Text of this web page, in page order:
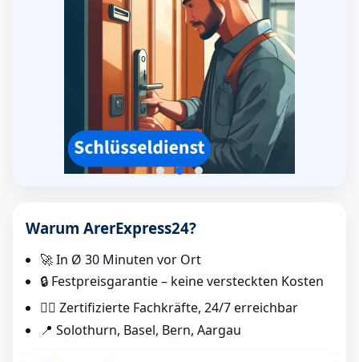
Warum ArerExpress24?
🚀 In Ø 30 Minuten vor Ort
🔒 Festpreisgarantie – keine versteckten Kosten
👷‍♂️ Zertifizierte Fachkräfte, 24/7 erreichbar
📍 Solothurn, Basel, Bern, Aargau